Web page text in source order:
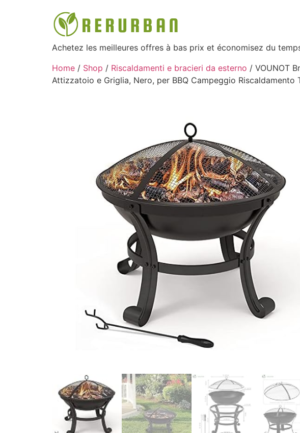
Achetez les meilleures offres à bas prix et économisez du
Home / Shop / Riscaldamenti e bracieri da esterno / VOUNOT
Attizzatoio e Griglia, Nero, per BBQ Campeggio Riscaldamento